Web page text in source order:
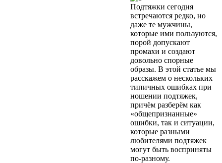
Подтяжки сегодня
встречаются редко, но
даже те мужчины,
которые ими пользуются,
порой допускают
промахи и создают
довольно спорные
образы. В этой статье мы
расскажем о нескольких
типичных ошибках при
ношении подтяжек,
причём разберём как
«общепризнанные»
ошибки, так и ситуации,
которые разными
любителями подтяжек
могут быть восприняты
по-разному.